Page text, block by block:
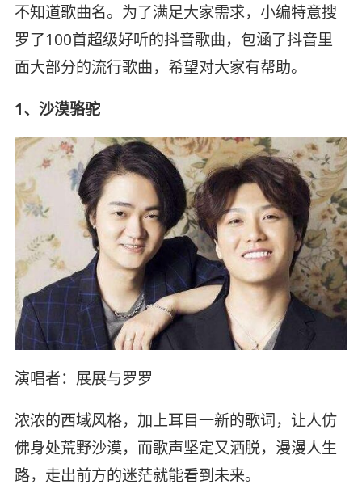
不知道歌曲名。为了满足大家需求，小编特意搜
罗了100首超级好听的抖音歌曲，包涵了抖音里
面大部分的流行歌曲，希望对大家有帮助。
1、沙漠骆驼
演唱者：展展与罗罗
浓浓的西域风格，加上耳目一新的歌词，让人仿
佛身处荒野沙漠，而歌声坚定又洒脱，漫漫人生
路，走出前方的迷茫就能看到未来。